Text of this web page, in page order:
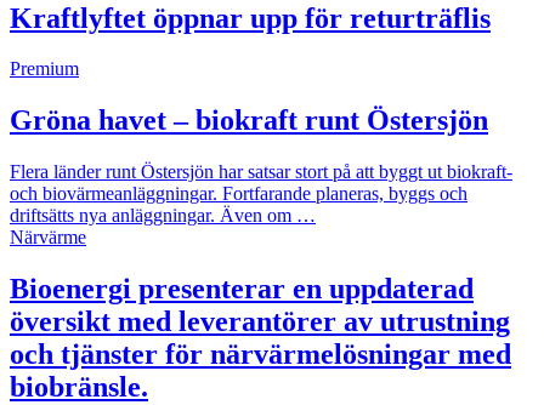
Kraftlyftet öppnar upp för returträflis
Premium
Gröna havet – biokraft runt Östersjön
Flera länder runt Östersjön har satsar stort på att byggt ut biokraft-
och biovärmeanläggningar. Fortfarande planeras, byggs och
driftsätts nya anläggningar. Även om …
Närvärme
Bioenergi presenterar en uppdaterad
översikt med leverantörer av utrustning
och tjänster för närvärmelösningar med
biobränsle.